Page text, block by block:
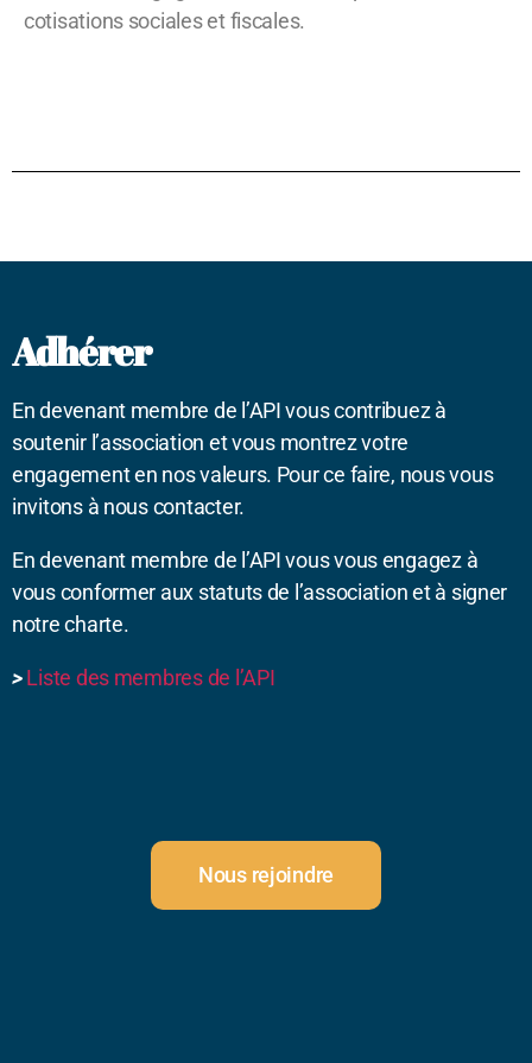
cotisations sociales et fiscales.
Adhérer
En devenant membre de l’API vous contribuez à
soutenir l’association et vous montrez votre
engagement en nos valeurs. Pour ce faire, nous vous
invitons à nous contacter.
En devenant membre de l’API vous vous engagez à
vous conformer aux statuts de l’association et à signer
notre charte.
>Liste des membres de l’API
Nous rejoindre